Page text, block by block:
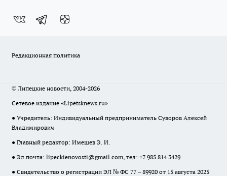
Редакционная политика
© Липецкие новости, 2004-2026
Сетевое издание «Lipetsknews.ru»
● Учредитель: Индивидуальный предприниматель Суворов Алексей
Владимирович
● Главный редактор: Имешев Э. И.
● Эл.почта: lipeckienovosti@gmail.com, тел: +7 985 814 3429
● Свидетельство о регистрации ЭЛ № ФС 77 – 89920 от 15 августа 2025